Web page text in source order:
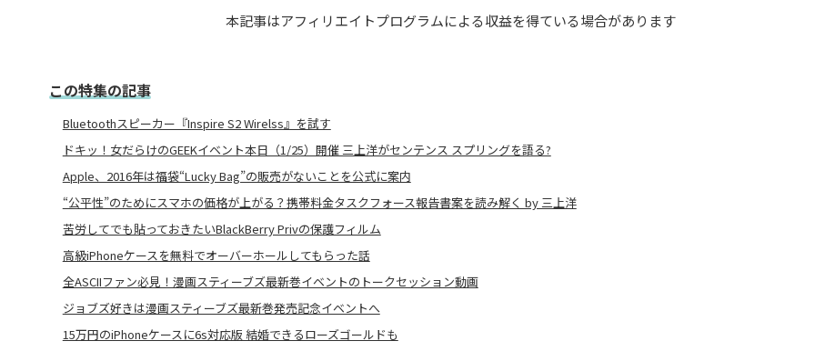
本記事はアフィリエイトプログラムによる収益を得ている場合があります
この特集の記事
Bluetoothスピーカー『Inspire S2 Wirelss』を試す
ドキッ！女だらけのGEEKイベント本日（1/25）開催 三上洋がセンテンス スプリングを語る?
Apple、2016年は福袋“Lucky Bag”の販売がないことを公式に案内
“公平性”のためにスマホの価格が上がる？携帯料金タスクフォース報告書案を読み解く by 三上洋
苦労してでも貼っておきたいBlackBerry Privの保護フィルム
高級iPhoneケースを無料でオーバーホールしてもらった話
全ASCIIファン必見！漫画スティーブズ最新巻イベントのトークセッション動画
ジョブズ好きは漫画スティーブズ最新巻発売記念イベントへ
15万円のiPhoneケースに6s対応版 結婚できるローズゴールドも